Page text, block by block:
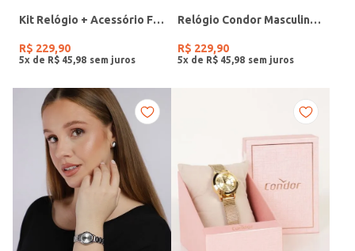
Kit Relógio + Acessório Feminino DOURADO
R$ 229,90
5x de R$ 45 98
Relógio Condor Masculino PRATA
R$ 229,90
5x de R$ 45 98